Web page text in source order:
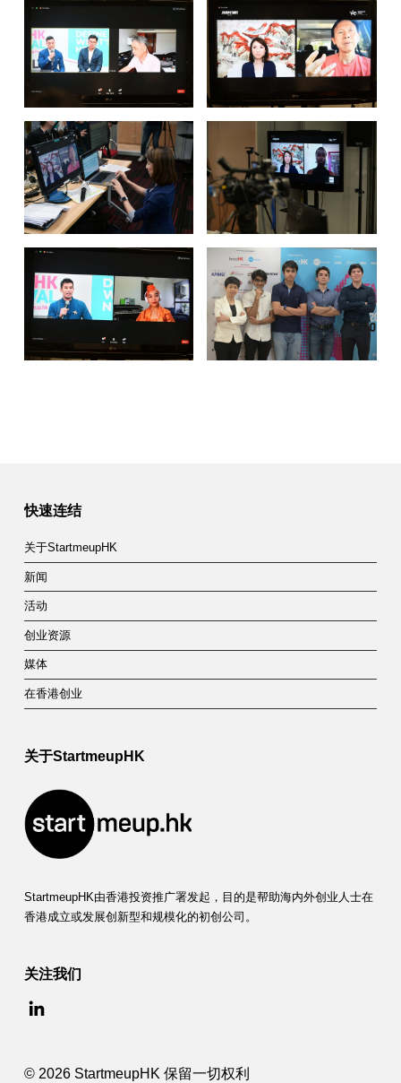
快速连结
关于StartmeupHK
新闻
活动
创业资源
媒体
在香港创业
关于StartmeupHK
StartmeupHK由香港投资推广署发起，目的是帮助海内外创业人士在
香港成立或发展创新型和规模化的初创公司。
关注我们
© 2026 StartmeupHK 保留一切权利